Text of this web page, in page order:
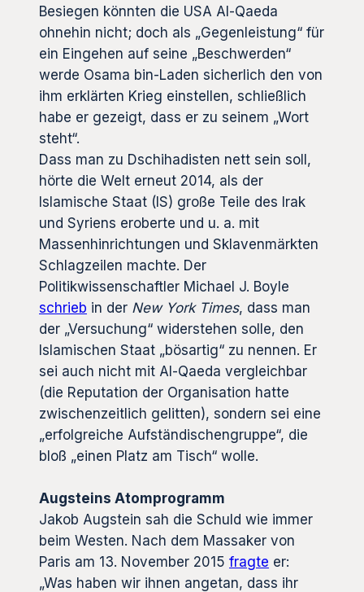
Besiegen könnten die USA Al-Qaeda
ohnehin nicht; doch als „Gegenleistung“ für
ein Eingehen auf seine „Beschwerden“
werde Osama bin-Laden sicherlich den von
ihm erklärten Krieg einstellen, schließlich
habe er gezeigt, dass er zu seinem „Wort
steht“.
Dass man zu Dschihadisten nett sein soll,
hörte die Welt erneut 2014, als der
Islamische Staat (IS) große Teile des Irak
und Syriens eroberte und u. a. mit
Massenhinrichtungen und Sklavenmärkten
Schlagzeilen machte. Der
Politikwissenschaftler Michael J. Boyle
schrieb in der New York Times, dass man
der „Versuchung“ widerstehen solle, den
Islamischen Staat „bösartig“ zu nennen. Er
sei auch nicht mit Al-Qaeda vergleichbar
(die Reputation der Organisation hatte
zwischenzeitlich gelitten), sondern sei eine
„erfolgreiche Aufständischengruppe“, die
bloß „einen Platz am Tisch“ wolle.
Augsteins Atomprogramm
Jakob Augstein sah die Schuld wie immer
beim Westen. Nach dem Massaker von
Paris am 13. November 2015 fragte er:
„Was haben wir ihnen angetan, dass ihr